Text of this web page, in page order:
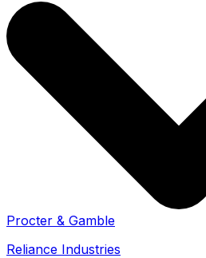
Procter & Gamble
Reliance Industries